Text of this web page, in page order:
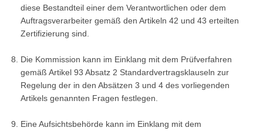
diese Bestandteil einer dem Verantwortlichen oder dem
Auftragsverarbeiter gemäß den Artikeln 42 und 43 erteilten
Zertifizierung sind.
Die Kommission kann im Einklang mit dem Prüfverfahren
gemäß Artikel 93 Absatz 2 Standardvertragsklauseln zur
Regelung der in den Absätzen 3 und 4 des vorliegenden
Artikels genannten Fragen festlegen.
Eine Aufsichtsbehörde kann im Einklang mit dem